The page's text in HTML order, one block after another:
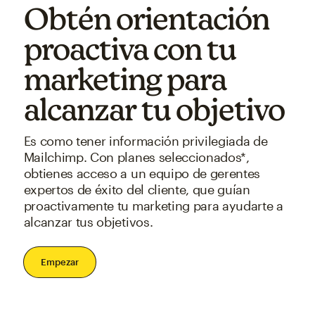
Obtén orientación
proactiva con tu
marketing para
alcanzar tu objetivo
Es como tener información privilegiada de
Mailchimp. Con planes seleccionados*,
obtienes acceso a un equipo de gerentes
expertos de éxito del cliente, que guían
proactivamente tu marketing para ayudarte a
alcanzar tus objetivos.
Empezar